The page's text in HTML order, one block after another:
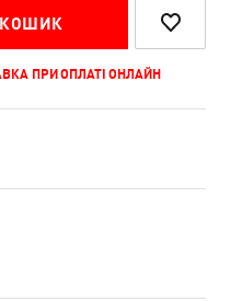
ПРИ ОПЛАТІ ОНЛАЙН